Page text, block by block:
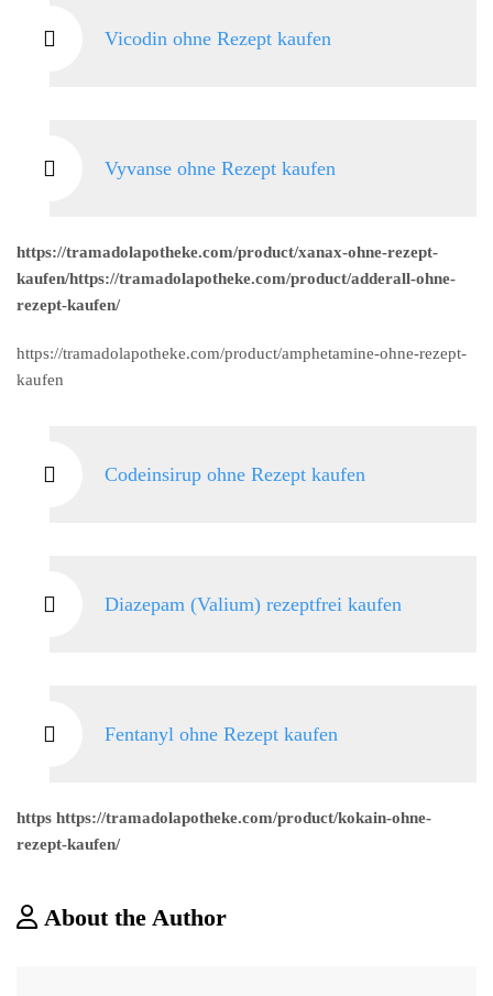
Vicodin ohne Rezept kaufen
Vyvanse ohne Rezept kaufen
https://tramadolapotheke.com/product/xanax-ohne-rezept-
kaufen/https://tramadolapotheke.com/product/adderall-ohne-
rezept-kaufen/
https://tramadolapotheke.com/product/amphetamine-ohne-rezept-
kaufen
Codeinsirup ohne Rezept kaufen
Diazepam (Valium) rezeptfrei kaufen
Fentanyl ohne Rezept kaufen
https https://tramadolapotheke.com/product/kokain-ohne-
rezept-kaufen/
About the Author